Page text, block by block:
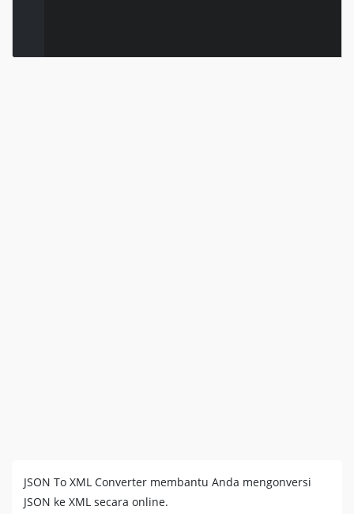
JSON To XML Converter membantu Anda mengonversi
JSON ke XML secara online.